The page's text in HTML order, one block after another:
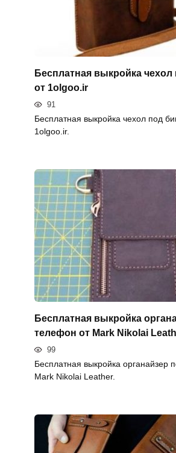
Бесплатная выкройка
от 1olgoo.ir
91
Бесплатная выкройка чехол под
1olgoo.ir.
Бесплатная выкройка
телефон от Mark Nikolai
99
Бесплатная выкройка органайзер
Mark Nikolai Leather.